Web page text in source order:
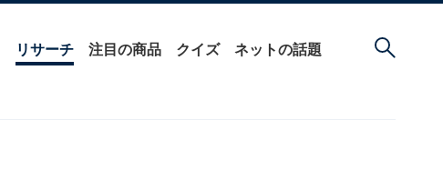
リサーチ 注目の商品 クイズ ネットの話題